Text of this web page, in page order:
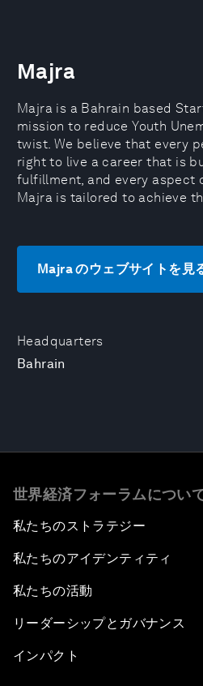
Headquarters
Bahrain
Majra
Majra is a Bahrain based
mission to reduce Youth
twist. We believe that every
right to live a career that is
fulfillment, and every aspect
Majra is tailored to achieve
Majra のウェブサイトを見
世界経済フォーラムについ
私たちのストラテジー
私たちのアイデンティティ
私たちの活動
リーダーシップとガバナンス
インパクト